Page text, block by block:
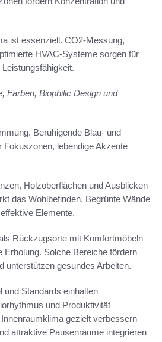
ist essenziell. CO2-Messung,
HVAC-Systeme sorgen für
Farben, Biophilic Design und
Beruhigende Blau- und
Fokuszonen, lebendige Akzente
Holzoberflächen und Ausblicken
das Wohlbefinden. Begrünte Wände
Elemente.
Rückzugsorte mit Komfortmöbeln
Erholung. Solche Bereiche fördern
unterstützen gesundes Arbeiten.
und Standards einhalten
und Produktivität
gezielt verbessern
attraktive Pausenräume integrieren